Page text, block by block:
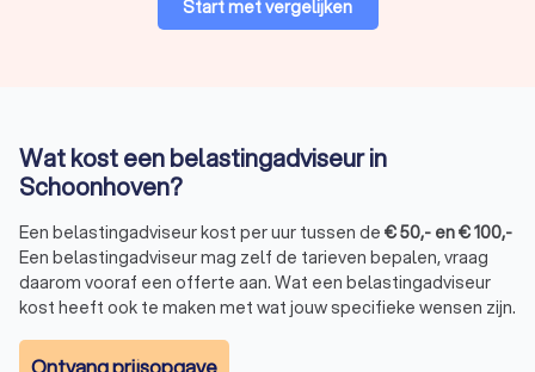
Start met vergelijken
Wat kost een belastingadviseur in
Schoonhoven?
Een belastingadviseur kost per uur tussen de €50,- en€100,-
Een belastingadviseur mag zelf de tarieven bepalen, vraag
daarom vooraf een offerte aan. Wat een belastingadviseur
kost heeft ook te maken met wat jouw specifieke wensen zijn.
Ontvang prijsopgave